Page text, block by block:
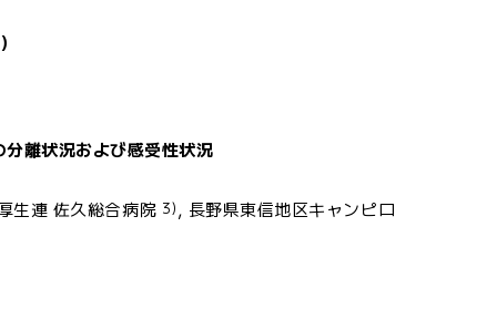
離状況および感受性状況
生連 佐久総合病院 3) , 長野県東信地区キャンピロ